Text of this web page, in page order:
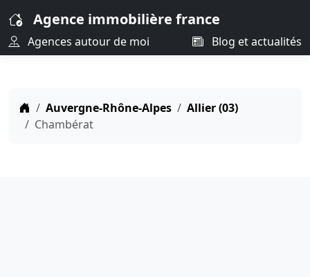
Agence immobilière france
Agences autour de moi Blog et actualités
Auvergne-Rhône-Alpes
Allier (03)
Chambérat